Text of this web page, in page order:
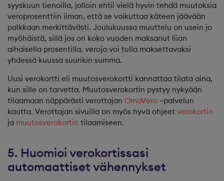
syyskuun tienoilla, jolloin ehtii vielä hyvin tehdä muutoksia
veroprosenttiin ilman, että se vaikuttaa käteen jäävään
palkkaan merkittävästi. Joulukuussa muuttelu on usein jo
myöhäistä, sillä jos on koko vuoden maksanut liian
alhaisella prosentilla, veroja voi tulla maksettavaksi
yhdessä kuussa suurikin summa.
Uusi verokortti eli muutosverokortti kannattaa tilata aina,
kun sille on tarvetta. Muutosverokortin pystyy nykyään
tilaamaan näppärästi verottajan OmaVero –palvelun
kautta. Verottajan sivuilla on myös hyvä ohjeet verokortin
ja muutosverokortin tilaamiseen.
5. Huomioi verokortissasi
automaattiset vähennykset